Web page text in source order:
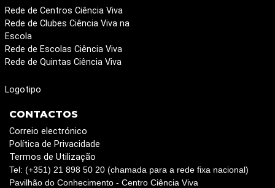
Rede de Centros Ciência Viva
Rede de Clubes Ciência Viva na
Escola
Rede de Escolas Ciência Viva
Rede de Quintas Ciência Viva
Logotipo
CONTACTOS
Correio electrónico
Política de Privacidade
Termos de Utilização
Tel: (+351) 21 898 50 20 (chamada para a rede fixa nacional)
Pavilhão do Conhecimento - Centro Ciência Viva